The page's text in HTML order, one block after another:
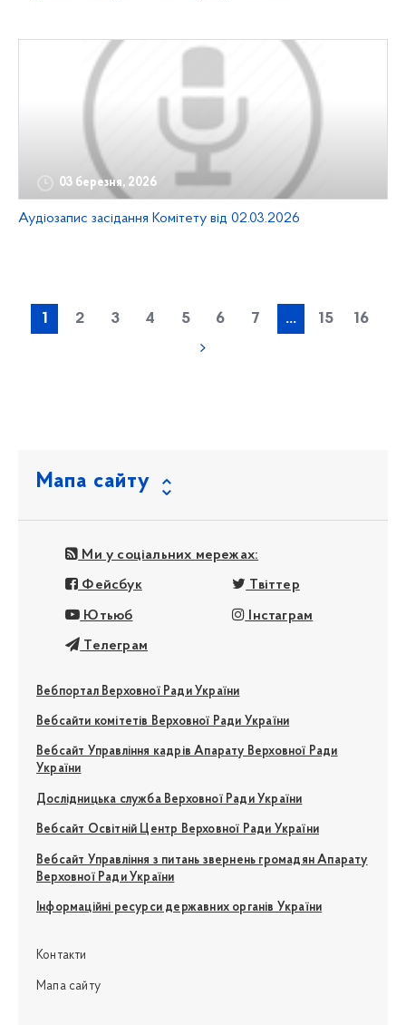
03 березня, 2026
Аудіозапис засідання Комітету від 02.03.2026
1 2 3 4 5 6 7 ... 15 16
Мапа сайту
Ми у соціальних мережах:
Фейсбук Твіттер
Ютьюб Інстаграм
Телеграм
Вебпортал Верховної Ради України
Вебсайти комітетів Верховної Ради України
Вебсайт Управління кадрів Апарату Верховної Ради
України
Дослідницька служба Верховної Ради України
Вебсайт Освітній Центр Верховної Ради України
Вебсайт Управління з питань звернень громадян Апарату
Верховної Ради України
Інформаційні ресурси державних органів України
Контакти
Мапа сайту